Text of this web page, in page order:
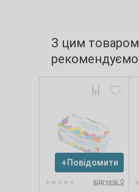
З цим товаром
рекомендуємо
Повідомити
відгуків: 0